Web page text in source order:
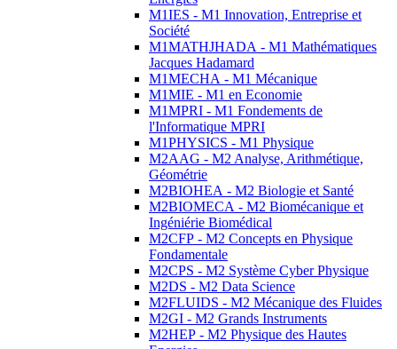
M1IES - M1 Innovation, Entreprise et
Société
M1MATHJHADA - M1 Mathématiques
Jacques Hadamard
M1MECHA - M1 Mécanique
M1MIE - M1 en Economie
M1MPRI - M1 Fondements de
l'Informatique MPRI
M1PHYSICS - M1 Physique
M2AAG - M2 Analyse, Arithmétique,
Géométrie
M2BIOHEA - M2 Biologie et Santé
M2BIOMECA - M2 Biomécanique et
Ingéniérie Biomédical
M2CFP - M2 Concepts en Physique
Fondamentale
M2CPS - M2 Système Cyber Physique
M2DS - M2 Data Science
M2FLUIDS - M2 Mécanique des Fluides
M2GI - M2 Grands Instruments
M2HEP - M2 Physique des Hautes